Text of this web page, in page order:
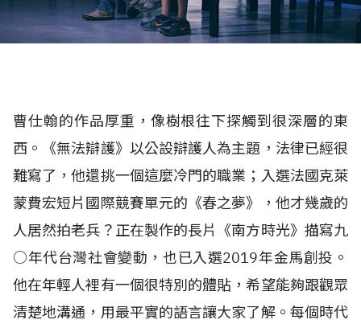
曹仕翰的作品厚重，像樹根往下探觸到很深層的東
西。《無法辯護》以公設辯護人為主題，法律已經很
難寫了，他還挑一個這麼冷門的職業；入選法國克萊
蒙費宏短片國際競賽單元的《春之夢》，他才幾歲的
人居然拍老兵？正在製作的長片《南方時光》描寫九
○年代台灣社會變動，也已入選2019年金馬創投。
他在年輕人裡有一個很特別的體貼，希望能夠跟觀眾
清楚地溝通，用最平實的語言讓大家了解。每個時代